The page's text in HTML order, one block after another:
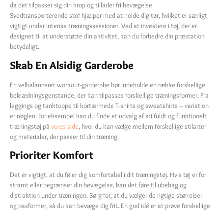
da det tilpasser sig din krop og tillader fri bevægelse.
Svedtransporterende stof hjælper med at holde dig tør, hvilket er særligt
vigtigt under intense træningssessioner. Ved at investere i tøj, der er
designet til at understøtte din aktivitet, kan du forbedre din præstation
betydeligt.
Skab En Alsidig Garderobe
En velbalanceret workout-garderobe bør indeholde en række forskellige
beklædningsgenstande, der kan tilpasses forskellige træningsformer. Fra
leggings og tanktoppe til kortærmede T-shirts og sweatshirts – variation
er nøglen. For eksempel kan du finde et udvalg af stilfuldt og funktionelt
træningstøj på vores side, hvor du kan vælge mellem forskellige stilarter
og materialer, der passer til din træning.
Prioriter Komfort
Det er vigtigt, at du føler dig komfortabel i dit træningstøj. Hvis tøj er for
stramt eller begrænser din bevægelse, kan det føre til ubehag og
distraktion under træningen. Sørg for, at du vælger de rigtige størrelser
og pasformer, så du kan bevæge dig frit. En god idé er at prøve forskellige